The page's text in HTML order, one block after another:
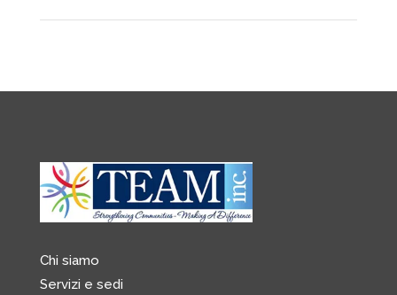
Chi siamo
Servizi e sedi